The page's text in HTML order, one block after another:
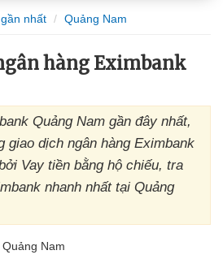
nhất Quảng Nam
hàng Eximbank
Quảng Nam gần đây nhất,
giao dịch ngân hàng Eximbank
Vay tiền bằng hộ chiếu, tra
nhanh nhất tại Quảng
Nam